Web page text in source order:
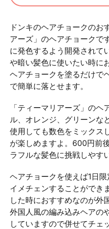
ドンキのヘアチョークのお
アーズ」のヘアチョークで
に発色するよう開発されて
や暗い髪色に使いたい時に
ヘアチョークを塗るだけで
で簡単に落とせます。
「ティーマリアーズ」の
ル、オレンジ、グリーンな
使用しても数色をミックス
が楽しめますよ。600円前
ラフルな髪色に挑戦しやす
ヘアチョークを使えば1日
イメチェンすることができ
した時におすすめなのが外
外国人風の編み込みヘアの
していますので併せてチェ